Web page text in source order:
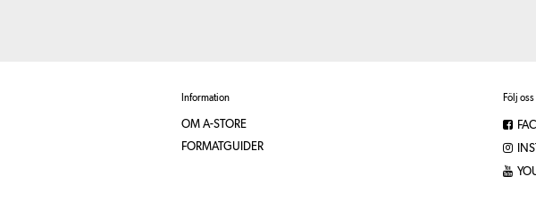
Information
OM A-STORE
FORMATGUIDER
Följ oss